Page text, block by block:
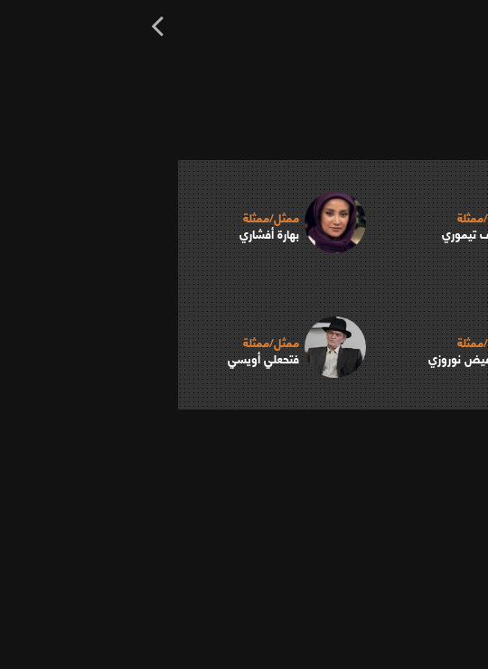
تيموري
ممثل/ممثلة
بهارة أفشاري
نوروزي
ممثل/ممثلة
فتحعلي أویسي